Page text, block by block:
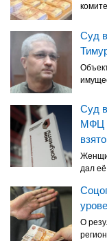
Суд
Суд
МФЦ
дал
О